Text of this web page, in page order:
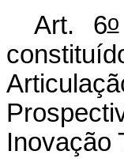
Art. 6o
Inovação